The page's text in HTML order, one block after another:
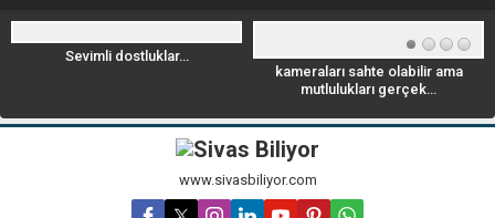
Sevimli dostluklar…
kameraları sahte olabilir ama
mutlulukları gerçek…
www.sivasbiliyor.com